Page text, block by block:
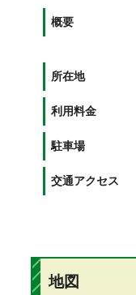
概要
所在地
利用料金
駐車場
交通アクセス
地図